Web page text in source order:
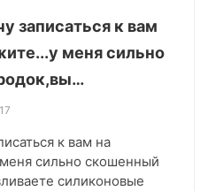
записаться к вам
меня сильно
к вам на
сильно скошенный
силиконовые